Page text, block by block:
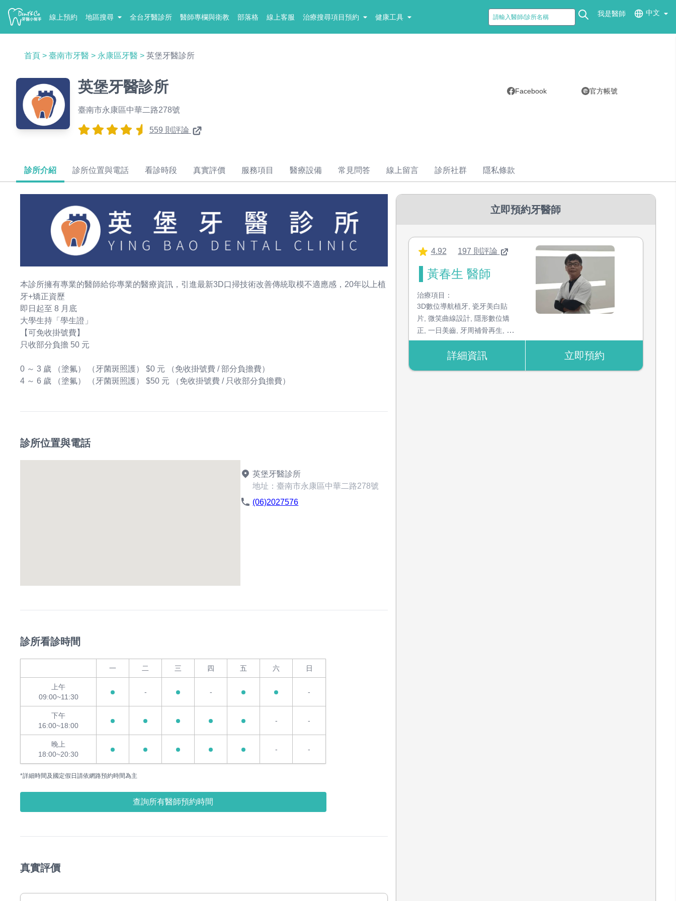
線上預約 地區搜尋 全台牙醫診所 醫師專欄與衛教 部落格 線上客服 治療搜尋項目預約 健康工具 我是醫師 中文
首頁 > 臺南市牙醫 > 永康區牙醫 > 英堡牙醫診所
英堡牙醫診所
臺南市永康區中華二路278號
559 則評論
Facebook 官方帳號
診所介紹 診所位置與電話 看診時段 真實評價 服務項目 醫療設備 常見問答 線上留言 診所社群 隱私條款
本診所擁有專業的醫師給你專業的醫療資訊，引進最新3D口掃技術改善傳統取模不適應感，20年以上植
牙+矯正資歷
即日起至 8 月底
大學生持「學生證」
【可免收掛號費】
只收部分負擔 50 元
0 ～ 3 歲 （塗氟） （牙菌斑照護） $0 元 （免收掛號費 / 部分負擔費）
4 ～ 6 歲 （塗氟） （牙菌斑照護） $50 元 （免收掛號費 / 只收部分負擔費）
診所位置與電話
英堡牙醫診所
地址：臺南市永康區中華二路278號
(06)2027576
診所看診時間
一 二 三 四 五 六 日
上午
09:00~11:30
- - -
下午
16:00~18:00
- -
晚上
18:00~20:30
- -
*詳細時間及國定假日請依網路預約時間為主
查詢所有醫師預約時間
真實評價
立即預約牙醫師
4.92 197 則評論
黃春生 醫師
治療項目：
3D數位導航植牙, 瓷牙美白貼
片, 微笑曲線設計,
隱形數位矯
正 一日美齒, 牙周補骨再生
微
創雷射牙周病治療,水平智齒拔
兒童牙科,根管治療
詳細資訊 立即預約